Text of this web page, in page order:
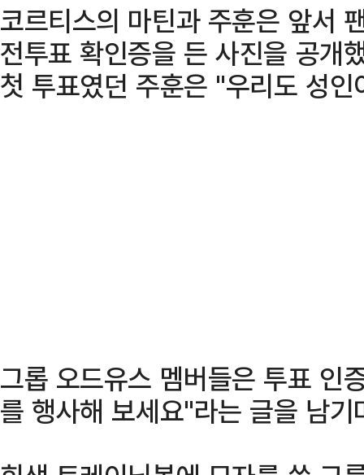
코르티스의 마틴과 주훈은 앞서
전투표 확인증을 든 사진을 공
첫 투표였던 주훈은 "우리도 성
그롭 오드유스 멤버들은 투표 인
를 행사해 보세요"라는 글을 남